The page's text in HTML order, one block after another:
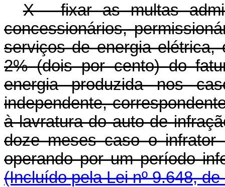
X - fixar as multas
concessionários,
serviços de energia
2% (dois por cento) do
energia produzida nos
independente,
à lavratura do auto de
doze meses caso o infrator
operando por um
(Incluído pela Lei nº 9.648, de